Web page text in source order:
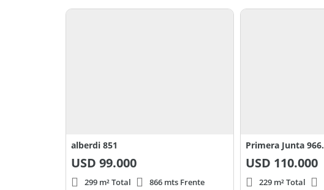
alberdi 851
USD 99.000
299 m² Total 866 mts Frente
USD 110.000
229 m² Total